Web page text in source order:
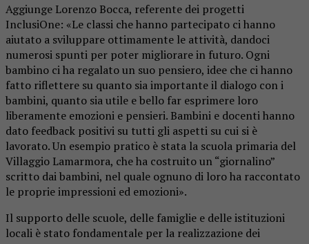
Aggiunge Lorenzo Bocca, referente dei progetti
InclusiOne: «Le classi che hanno partecipato ci hanno
aiutato a sviluppare ottimamente le attività, dandoci
numerosi spunti per poter migliorare in futuro. Ogni
bambino ci ha regalato un suo pensiero, idee che ci hanno
fatto riflettere su quanto sia importante il dialogo con i
bambini, quanto sia utile e bello far esprimere loro
liberamente emozioni e pensieri. Bambini e docenti hanno
dato feedback positivi su tutti gli aspetti su cui si è
lavorato. Un esempio pratico è stata la scuola primaria del
Villaggio Lamarmora, che ha costruito un “giornalino”
scritto dai bambini, nel quale ognuno di loro ha raccontato
le proprie impressioni ed emozioni».
Il supporto delle scuole, delle famiglie e delle istituzioni
locali è stato fondamentale per la realizzazione dei